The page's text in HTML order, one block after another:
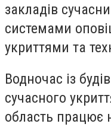
закладів
системами
укриттями та
Водночас із
сучасного
область працює